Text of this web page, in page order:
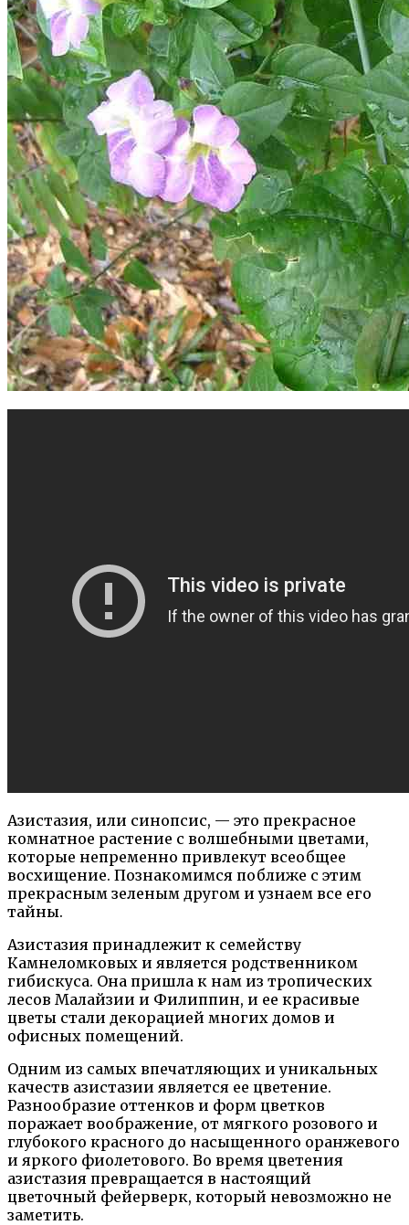
Азистазия, или синопсис, — это прекрасное
комнатное растение с волшебными цветами,
которые непременно привлекут всеобщее
восхищение. Познакомимся поближе с этим
прекрасным зеленым другом и узнаем все его
тайны.
Азистазия принадлежит к семейству
Камнеломковых и является родственником
гибискуса. Она пришла к нам из тропических
лесов Малайзии и Филиппин, и ее красивые
цветы стали декорацией многих домов и
офисных помещений.
Одним из самых впечатляющих и уникальных
качеств азистазии является ее цветение.
Разнообразие оттенков и форм цветков
поражает воображение, от мягкого розового и
глубокого красного до насыщенного оранжевого
и яркого фиолетового. Во время цветения
азистазия превращается в настоящий
цветочный фейерверк, который невозможно не
заметить.